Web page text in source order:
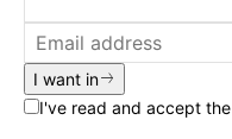
I want in
I've read and accept the